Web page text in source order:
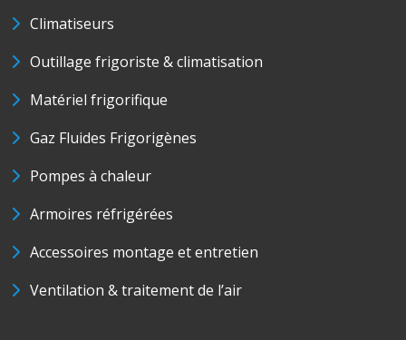
Climatiseurs
Outillage frigoriste & climatisation
Matériel frigorifique
Gaz Fluides Frigorigènes
Pompes à chaleur
Armoires réfrigérées
Accessoires montage et entretien
Ventilation & traitement de l’air